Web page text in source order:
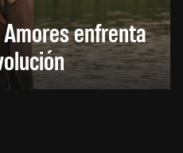
enfrenta